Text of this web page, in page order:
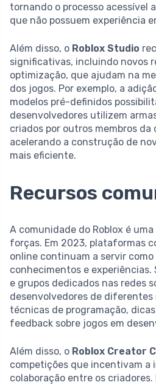
tornando o processo acessível
que não possuem experiência
Além disso, o Roblox Studio
significativas, incluindo novos
optimização, que ajudam na
dos jogos. Por exemplo, a
modelos pré-definidos
desenvolvedores utilizem
criados por outros membros da
acelerando a construção de
mais eficiente.
Recursos
A comunidade do Roblox é
forças. Em 2023, plataformas
online continuam a servir
conhecimentos e experiências.
e grupos dedicados nas redes
desenvolvedores de
técnicas de programação,
feedback sobre jogos em
Além disso, o Roblox Creator
competições que incentivam a
colaboração entre os